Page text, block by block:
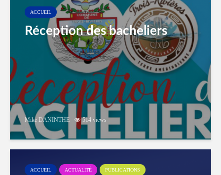
ACCUEIL
Réception des bacheliers
Mike DANINTHE 514 views
ACCUEIL ACTUALITÉ PUBLICATIONS